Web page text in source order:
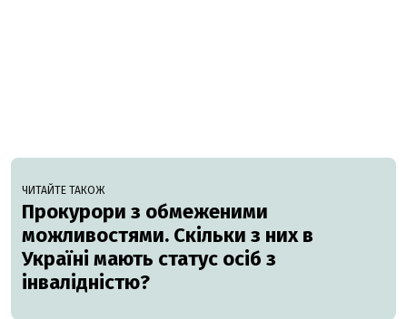
ЧИТАЙТЕ ТАКОЖ
Прокурори з обмеженими
можливостями. Скільки з них в
Україні мають статус осіб з
інвалідністю?